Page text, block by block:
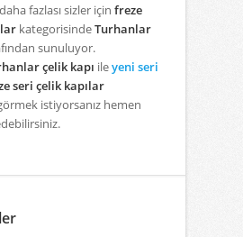
fazlası sizler için freze
kategorisindeTurhanlar
sunuluyor.
çelik kapı ileyeni seri
seri çelik kapılar
istiyorsanız hemen